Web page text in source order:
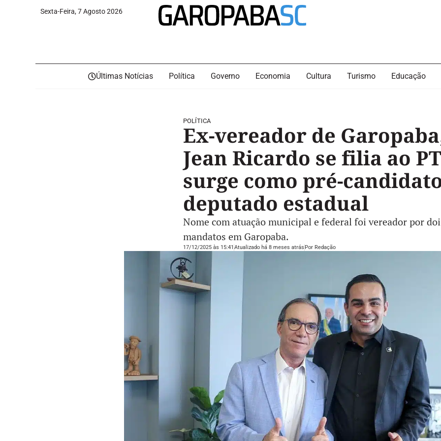
Sexta-Feira, 7 Agosto 2026
Últimas Notícias Política Governo Economia Cultura Turismo Educação
POLÍTICA
Ex-vereador de
Jean Ricardo se filia ao
surge como pré-
deputado estadual
Nome com atuação municipal e federal foi vereador por
mandatos em Garopaba.
17/12/2025 às 15:41 Atualizado há 8 meses atrás Por Redação